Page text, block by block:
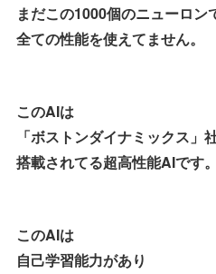
まだこの1000個のニューロン
全ての性能を使えてません。
このAIは
「ボストンダイナミックス」
搭載されてる超高性能AIです。
このAIは
自己学習能力があり